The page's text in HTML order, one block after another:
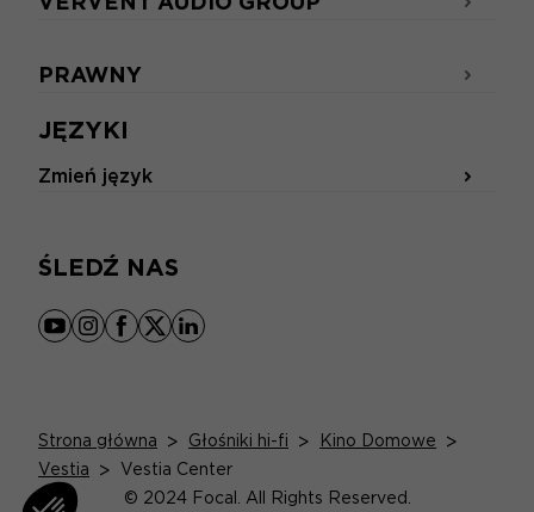
JĘZYKI
Zmień język
ŚLEDŹ NAS
youtube
instagram
facebook
x linkedin
PRAWNY
Strona główna > Głośniki hi-fi > Kino Domowe >
Vestia > Vestia Center
© 2024 Focal. All Rights Reserved.